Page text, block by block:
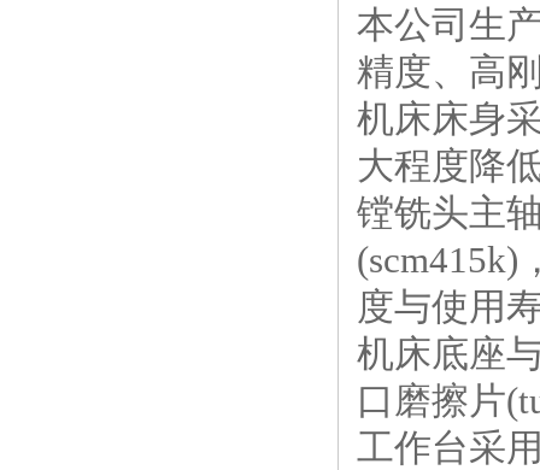
本公司生
精度、高
机床床身
大程度降
镗铣头主
度与使用
机床底座
口磨擦片
工作台采